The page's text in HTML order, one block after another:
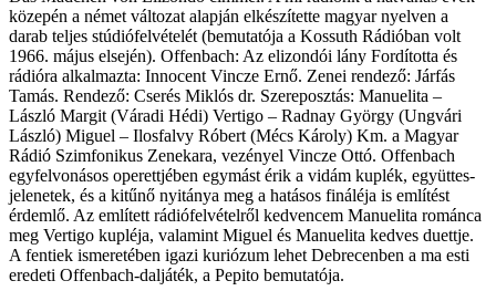
közepén a német változat alapján elkészítette magyar nyelven a
darab teljes stúdiófelvételét (bemutatója a Kossuth Rádióban volt
1966. május elsején). Offenbach: Az elizondói lány Fordította és
rádióra alkalmazta: Innocent Vincze Ernő. Zenei rendező: Járfás
Tamás. Rendező: Cserés Miklós dr. Szereposztás: Manuelita –
László Margit (Váradi Hédi) Vertigo – Radnay György (Ungvári
László) Miguel – Ilosfalvy Róbert (Mécs Károly) Km. a Magyar
Rádió Szimfonikus Zenekara, vezényel Vincze Ottó. Offenbach
egyfelvonásos operettjében egymást érik a vidám kuplék, együttes-
jelenetek, és a kitűnő nyitánya meg a hatásos fináléja is említést
érdemlő. Az említett rádiófelvételről kedvencem Manuelita románca
meg Vertigo kupléja, valamint Miguel és Manuelita kedves duettje.
A fentiek ismeretében igazi kuriózum lehet Debrecenben a ma esti
eredeti Offenbach-daljáték, a Pepito bemutatója.